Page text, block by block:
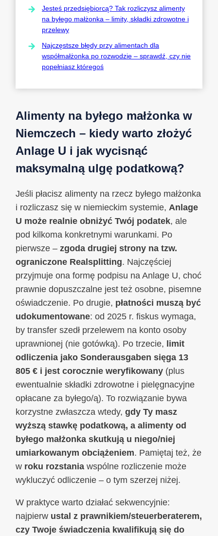
Jesteś przedsiębiorcą? Tak rozliczysz alimenty
na byłego małżonka – limity, składki zdrowotne i
przelewy
Najczęstsze błędy przy alimentach dla
współmałżonka po rozwodzie – sprawdź, czy nie
popełniasz któregoś
Alimenty na byłego małżonka w
Niemczech – kiedy warto złożyć
Anlage U i jak wycisnąć
maksymalną ulgę podatkową?
Jeśli płacisz alimenty na rzecz byłego małżonka
i rozliczasz się w niemieckim systemie, Anlage
U może realnie obniżyć Twój podatek, ale
pod kilkoma konkretnymi warunkami. Po
pierwsze – zgoda drugiej strony na tzw.
ograniczone Realsplitting. Najczęściej
przyjmuje ona formę podpisu na Anlage U, choć
prawnie dopuszczalne jest też osobne, pisemne
oświadczenie. Po drugie, płatności muszą być
udokumentowane: od 2025 r. fiskus wymaga,
by transfer szedł przelewem na konto osoby
uprawnionej (nie gotówką). Po trzecie, limit
odliczenia jako Sonderausgaben sięga 13
805 € i jest corocznie weryfikowany (plus
ewentualnie składki zdrowotne i pielęgnacyjne
opłacane za byłego/ą). To rozwiązanie bywa
korzystne zwłaszcza wtedy, gdy Ty masz
wyższą stawkę podatkową, a alimenty od
byłego małżonka skutkują u niego/niej
umiarkowanym obciążeniem. Pamiętaj też, że
w roku rozstania wspólne rozliczenie może
wykluczyć odliczenie – o tym szerzej niżej.
W praktyce warto działać sekwencyjnie:
najpierw ustal z prawnikiem/steuerberaterem,
czy Twoje świadczenia kwalifikują się do